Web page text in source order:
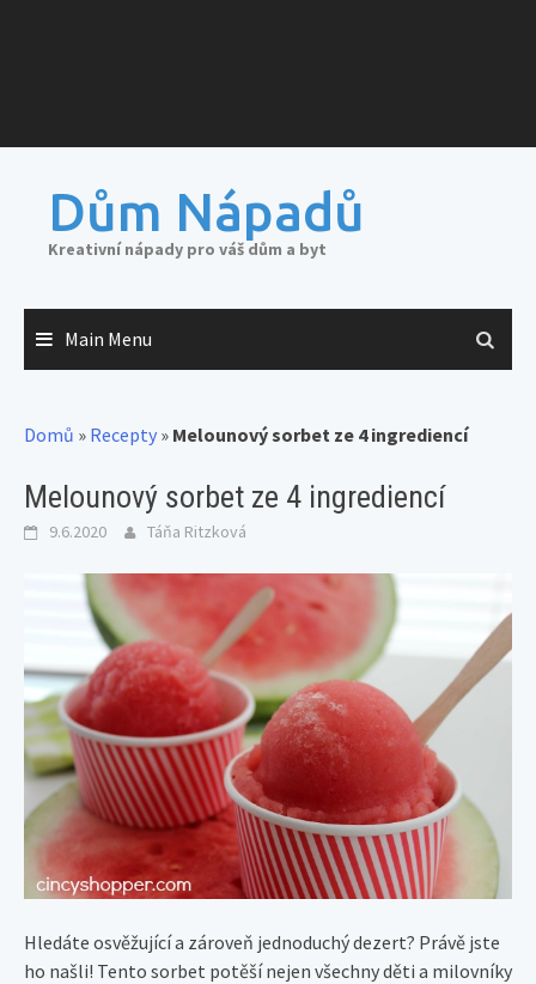
Dům Nápadů
Kreativní nápady pro váš dům a byt
Main Menu
Domů » Recepty » Melounový sorbet ze 4 ingrediencí
Melounový sorbet ze 4 ingrediencí
9.6.2020 Táňa Ritzková
Hledáte osvěžující a zároveň jednoduchý dezert? Právě jste
ho našli! Tento sorbet potěší nejen všechny děti a milovníky